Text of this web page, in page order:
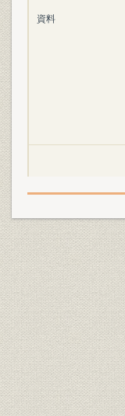
資料
設備
設備